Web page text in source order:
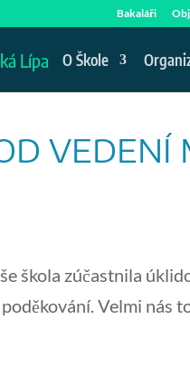
Bakaláři
O Škole
VEDENÍ
škola zúčastnila
Velmi nás